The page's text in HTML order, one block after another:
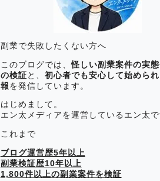
副業で失敗したくない方へ
このブログでは、怪しい副業案件の実
の検証 と、 初心者でも安心して始めら
報 を発信しています。
はじめまして。
エン太メディアを運営しているエン太で
これまで
ブログ運営歴5年以上
副業検証歴10年以上
1,800件以上の副業案件を検証